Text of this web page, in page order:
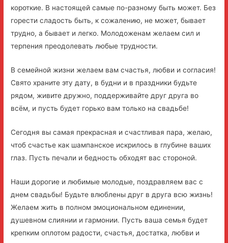
короткие. В настоящей самые по-разному быть может. Без
горести сладость быть, к сожалению, не может, бывает
трудно, а бывает и легко. Молодоженам желаем сил и
терпения преодолевать любые трудности.
В семейной жизни желаем вам счастья, любви и согласия!
Свято храните эту дату, в будни и в праздники будьте
рядом, живите дружно, поддерживайте друг друга во
всём, и пусть будет горько вам только на свадьбе!
Сегодня вы самая прекрасная и счастливая пара, желаю,
чтоб счастье как шампанское искрилось в глубине ваших
глаз. Пусть печали и бедность обходят вас стороной.
Наши дорогие и любимые молодые, поздравляем вас с
днем свадьбы! Будьте влюблены друг в друга всю жизнь!
Желаем жить в полном эмоциональном единении,
душевном слиянии и гармонии. Пусть ваша семья будет
крепким оплотом радости, счастья, достатка, любви и